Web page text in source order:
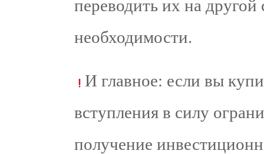
переводить их на
необходимости.
И главное: если вы
вступления в силу
получение